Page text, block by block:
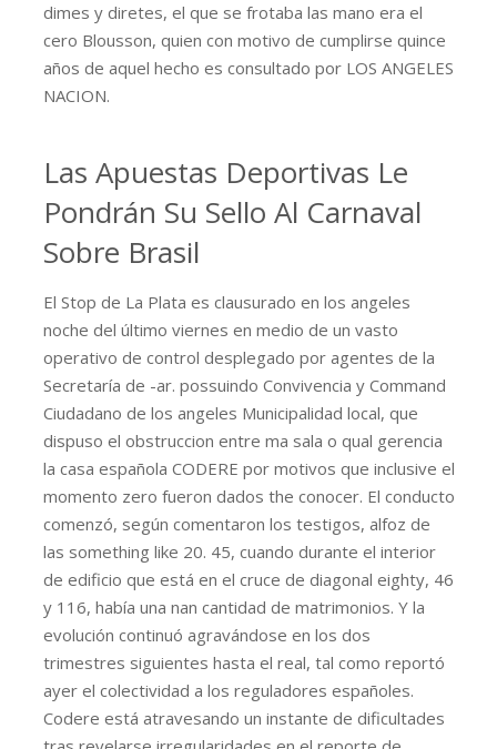
dimes y diretes, el que se frotaba las mano era el
cero Blousson, quien con motivo de cumplirse quince
años de aquel hecho es consultado por LOS ANGELES
NACION.
Las Apuestas Deportivas Le
Pondrán Su Sello Al Carnaval
Sobre Brasil
El Stop de La Plata es clausurado en los angeles
noche del último viernes en medio de un vasto
operativo de control desplegado por agentes de la
Secretaría de -ar. possuindo Convivencia y Command
Ciudadano de los angeles Municipalidad local, que
dispuso el obstruccion entre ma sala o qual gerencia
la casa española CODERE por motivos que inclusive el
momento zero fueron dados the conocer. El conducto
comenzó, según comentaron los testigos, alfoz de
las something like 20. 45, cuando durante el interior
de edificio que está en el cruce de diagonal eighty, 46
y 116, había una nan cantidad de matrimonios. Y la
evolución continuó agravándose en los dos
trimestres siguientes hasta el real, tal como reportó
ayer el colectividad a los reguladores españoles.
Codere está atravesando un instante de dificultades